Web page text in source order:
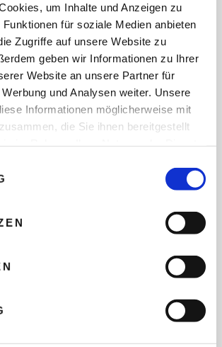
um Inhalte und Anzeigen zu
für soziale Medien anbieten
Zugriffe auf unsere Website zu
geben wir Informationen zu Ihrer
Website an unsere Partner für
und Analysen weiter. Unsere
Informationen möglicherweise mit
die Sie ihnen bereitgestellt